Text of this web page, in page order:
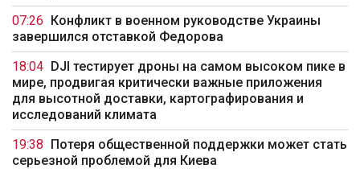
07:26
Конфликт в военном руководстве Украины
завершился отставкой Федорова
18:04
DJI тестирует дроны на самом высоком пике в
мире, продвигая критически важные приложения
для высотной доставки, картографирования и
исследований климата
19:38
Потеря общественной поддержки может стать
серьезной проблемой для Киева